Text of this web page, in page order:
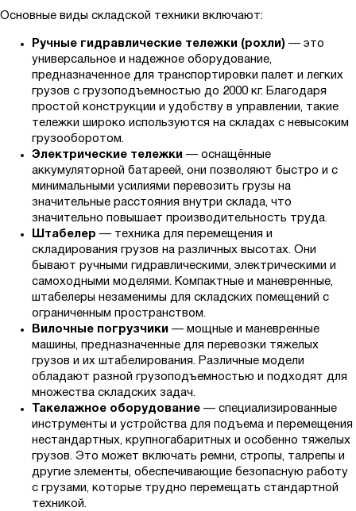
Основные виды складской техники включают:
Ручные гидравлические тележки (рохли) — это
универсальное и надежное оборудование,
предназначенное для транспортировки палет и легких
грузов с грузоподъемностью до 2000 кг. Благодаря
простой конструкции и удобству в управлении, такие
тележки широко используются на складах с невысоким
грузооборотом.
Электрические тележки — оснащённые
аккумуляторной батареей, они позволяют быстро и с
минимальными усилиями перевозить грузы на
значительные расстояния внутри склада, что
значительно повышает производительность труда.
Штабелер — техника для перемещения и
складирования грузов на различных высотах. Они
бывают ручными гидравлическими, электрическими и
самоходными моделями. Компактные и маневренные,
штабелеры незаменимы для складских помещений с
ограниченным пространством.
Вилочные погрузчики — мощные и маневренные
машины, предназначенные для перевозки тяжелых
грузов и их штабелирования. Различные модели
обладают разной грузоподъемностью и подходят для
множества складских задач.
Такелажное оборудование — специализированные
инструменты и устройства для подъема и перемещения
нестандартных, крупногабаритных и особенно тяжелых
грузов. Это может включать ремни, стропы, талрепы и
другие элементы, обеспечивающие безопасную работу
с грузами, которые трудно перемещать стандартной
техникой.